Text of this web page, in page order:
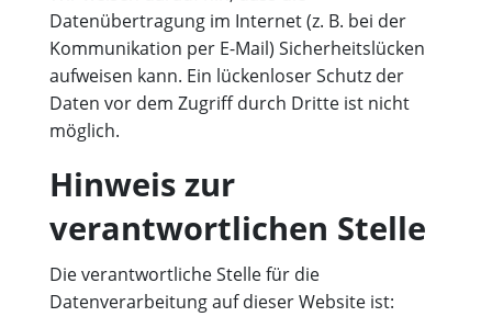
Datenübertragung im Internet (z. B. bei der
Kommunikation per E-Mail) Sicherheitslücken
aufweisen kann. Ein lückenloser Schutz der
Daten vor dem Zugriff durch Dritte ist nicht
möglich.
Hinweis zur
verantwortlichen Stelle
Die verantwortliche Stelle für die
Datenverarbeitung auf dieser Website ist: